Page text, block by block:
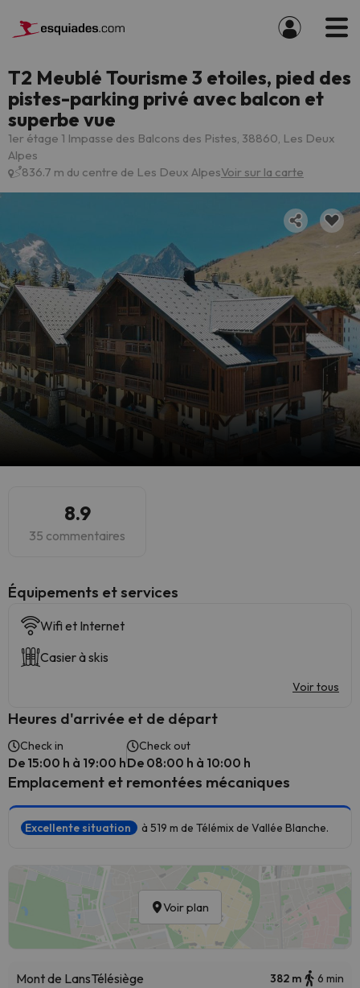
T2 Meublé Tourisme 3 etoiles, pied des
pistes-parking privé avec balcon et
superbe vue
1er étage 1 Impasse des Balcons des Pistes, 38860, Les Deux
Alpes
836.7 m du centre de Les Deux AlpesVoir sur la carte
8.9
35 commentaires
​Équipements et services
Wifi et Internet
Casier à skis
Voir tous
Heures d'arrivée et de départ
Check in
De 15:00 h à 19:00 h
Check out
De 08:00 h à 10:00 h
Emplacement et remontées mécaniques
Excellente situation à 519 m de Télémix de Vallée Blanche.
Voir plan
Mont de LansTélésiège 382 m 6 min